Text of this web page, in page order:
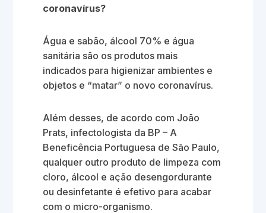
coronavírus?
Água e sabão, álcool 70% e água
sanitária são os produtos mais
indicados para higienizar ambientes e
objetos e “matar” o novo coronavírus.
Além desses, de acordo com João
Prats, infectologista da BP – A
Beneficência Portuguesa de São Paulo,
qualquer outro produto de limpeza com
cloro, álcool e ação desengordurante
ou desinfetante é efetivo para acabar
com o micro-organismo.